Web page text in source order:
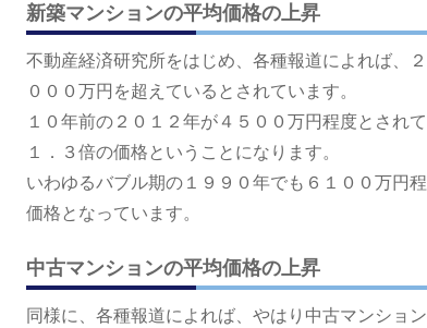
新築マンションの平均価格の上昇
不動産経済研究所をはじめ、各種報道によれば、
０００万円を超えているとされています。
１０年前の２０１２年が４５００万円程度とされ
１．３倍の価格ということになります。
いわゆるバブル期の１９９０年でも６１００万円
価格となっています。
中古マンションの平均価格の上昇
同様に、各種報道によれば、やはり中古マンショ